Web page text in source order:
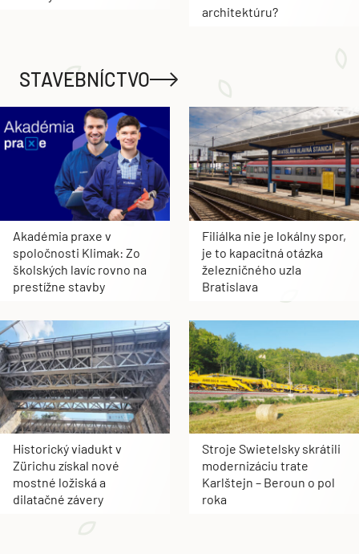
architektúru?
STAVEBNÍCTVO
Akadémia praxe v
spoločnosti Klimak: Zo
školských lavíc rovno na
prestížne stavby
Filiálka nie je lokálny spor,
je to kapacitná otázka
železničného uzla
Bratislava
Historický viadukt v
Zürichu získal nové
mostné ložiská a
dilatačné závery
Stroje Swietelsky skrátili
modernizáciu trate
Karlštejn – Beroun o pol
roka